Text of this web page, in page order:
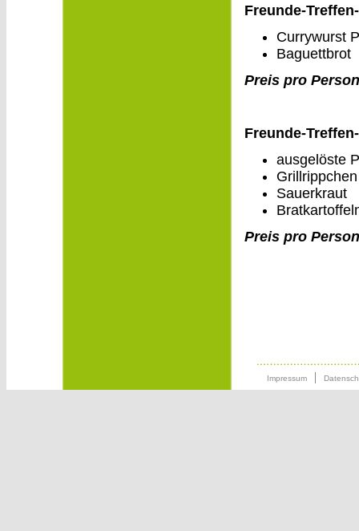
Freunde-
Currywurst
Baguettbrot
Preis pro
Freunde-
ausgelöste
Grillrippchen
Sauerkraut
Preis pro
Impressum